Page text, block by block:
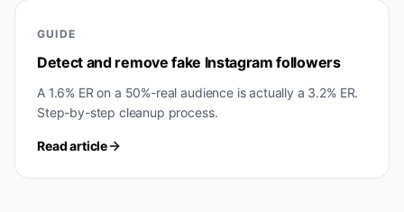
GUIDE
Detect and remove fake Instagram followers
A 1.6% ER on a 50%-real audience is actually a 3.2% ER.
Step-by-step cleanup process.
Read article